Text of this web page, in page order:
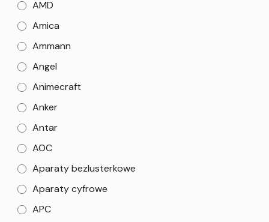
AMD
Amica
Ammann
Angel
Animecraft
Anker
Antar
AOC
Aparaty bezlusterkowe
Aparaty cyfrowe
APC